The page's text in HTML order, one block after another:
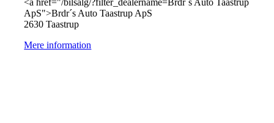
ApS">Brdr´s Auto Taastrup ApS
2630 Taastrup
Mere information